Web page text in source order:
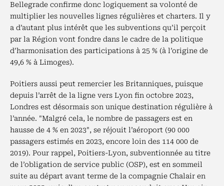
Bellegrade confirme donc logiquement sa volonté de
multiplier les nouvelles lignes régulières et charters. Il y
a d’autant plus intérêt que les subventions qu’il perçoit
par la Région vont fondre dans le cadre de la politique
d’harmonisation des participations à 25 % (à l’origine de
49,6 % à Limoges).
Poitiers aussi peut remercier les Britanniques, puisque
depuis l’arrêt de la ligne vers Lyon fin octobre 2023,
Londres est désormais son unique destination régulière à
l’année. "Malgré cela, le nombre de passagers est en
hausse de 4 % en 2023", se réjouit l’aéroport (90 000
passagers estimés en 2023, encore loin des 114 000 de
2019). Pour rappel, Poitiers-Lyon, subventionnée au titre
de l’obligation de service public (OSP), est en sommeil
suite au départ avant terme de la compagnie Chalair en